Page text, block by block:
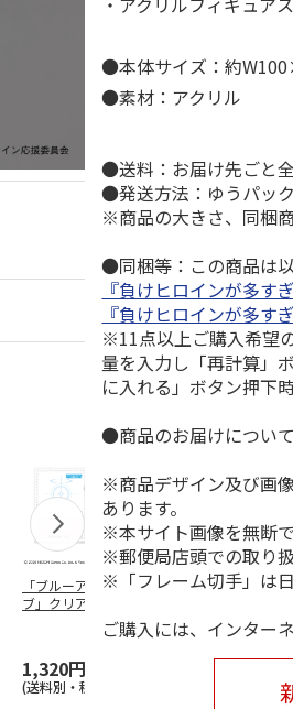
「ブルーアーカイ
ブ」クリアファイル
&ステッカーセット
1,320円
(送料別・税込)
アニメ『ジョジョの
風』チョコラータと
セッ…
5.0
（7）
1,969円
●本体サイズ：約
●素材：アクリル
●送料：お届け先ごと
●発送方法：ゆうパッ
※商品の大きさ、同梱
●同梱等：この商品は
『負けヒロインが多す
『負けヒロインが多す
※11点以上ご購入希望
量を入力し「再計算」
に入れる」ボタン押下
●商品のお届けについ
※商品デザイン及び画
あります。
※本サイト画像を無断
※郵便局店頭での取り
※「フレーム切手」は
ご購入には、インター